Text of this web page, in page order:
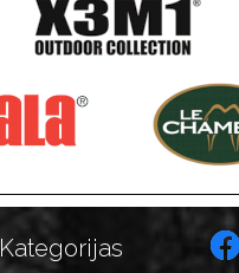
Kategorijas